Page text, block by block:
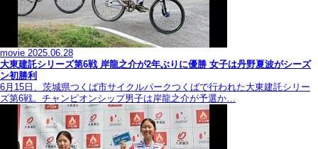
movie 2025.06.28
大東建託シリーズ第6戦 岸龍之介が2年ぶりに優勝 女子は丹野夏波がシーズ
ン初勝利
6月15日、茨城県つくば市サイクルパークつくばで行われた大東建託シリー
ズ第6戦。チャンピオンシップ男子は岸龍之介が予選か…